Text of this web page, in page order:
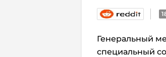
Генеральный
специальный